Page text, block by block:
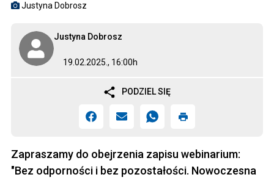
Justyna Dobrosz
19.02.2025., 16:00h
Justyna Dobrosz
PODZIEL SIĘ
Zapraszamy do obejrzenia zapisu webinarium:
"Bez odporności i bez pozostałości. Nowoczesna